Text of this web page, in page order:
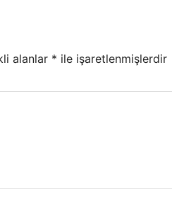
alanlar * ile işaretlenmişlerdir